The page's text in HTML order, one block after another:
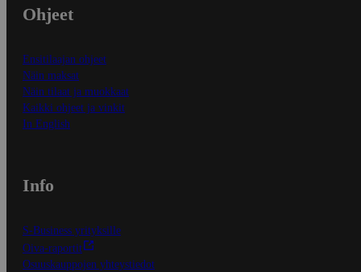
Ohjeet
Ensitilaajan ohjeet
Näin maksat
Näin tilaat ja muokkaat
Kaikki ohjeet ja vinkit
In English
Info
S-Business yrityksille
Oiva-raportit
Osuuskauppojen yhteystiedot